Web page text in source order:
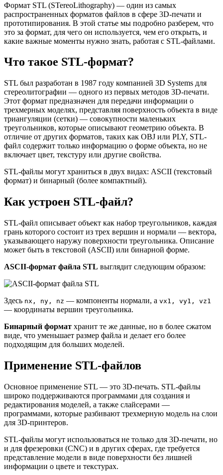
Формат STL (STereoLithography) — один из самых
распространенных форматов файлов в сфере 3D-печати и
прототипирования. В этой статье мы подробно разберем, что
это за формат, для чего он используется, чем его открыть, и
какие важные моменты нужно знать, работая с STL-файлами.
Что такое STL-формат?
STL был разработан в 1987 году компанией 3D Systems для
стереолитографии — одного из первых методов 3D-печати.
Этот формат предназначен для передачи информации о
трехмерных моделях, представляя поверхность объекта в виде
триангуляции (сетки) — совокупности маленьких
треугольников, которые описывают геометрию объекта. В
отличие от других форматов, таких как OBJ или PLY, STL-
файл содержит только информацию о форме объекта, но не
включает цвет, текстуру или другие свойства.
STL-файлы могут храниться в двух видах: ASCII (текстовый
формат) и бинарный (более компактный).
Как устроен STL-файл?
STL-файл описывает объект как набор треугольников, каждая
грань которого состоит из трех вершин и нормали — вектора,
указывающего наружу поверхности треугольника. Описание
может быть в текстовой (ASCII) или бинарной форме.
ASCII-формат файла STL выглядит следующим образом:
Здесь nx, ny, nz — компоненты нормали, а vx1, vy1, vz1
— координаты вершин треугольника.
Бинарный формат хранит те же данные, но в более сжатом
виде, что уменьшает размер файла и делает его более
подходящим для больших моделей.
Применение STL-файлов
Основное применение STL — это 3D-печать. STL-файлы
широко поддерживаются программами для создания и
редактирования моделей, а также слайсерами —
программами, которые разбивают трехмерную модель на слои
для 3D-принтеров.
STL-файлы могут использоваться не только для 3D-печати, но
и для фрезеровки (CNC) и в других сферах, где требуется
представление модели в виде поверхности без лишней
информации о цвете и текстурах.